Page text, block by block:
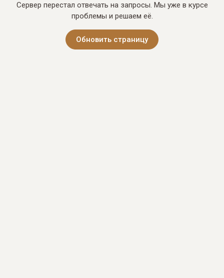
Сервер перестал отвечать на запросы. Мы уже в курсе
проблемы и решаем её.
Обновить страницу